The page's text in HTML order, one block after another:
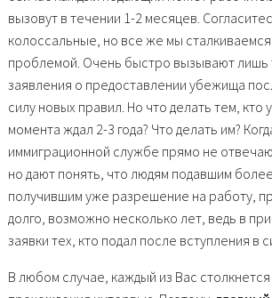
вызовут в течении 1-2 месяцев.
колоссальные, но все же мы сталкиваемся
проблемой. Очень быстро вызывают лишь
заявления о предоставлении убежища
силу новых правил. Но что делать тем, кто
момента ждал 2-3 года? Что делать им?
иммиграционной службе прямо не
но дают понять, что людям подавшим более
получившим уже разрешение на работу,
долго, возможно несколько лет, ведь в
заявки тех, кто подал после вступления в
В любом случае, каждый из Вас